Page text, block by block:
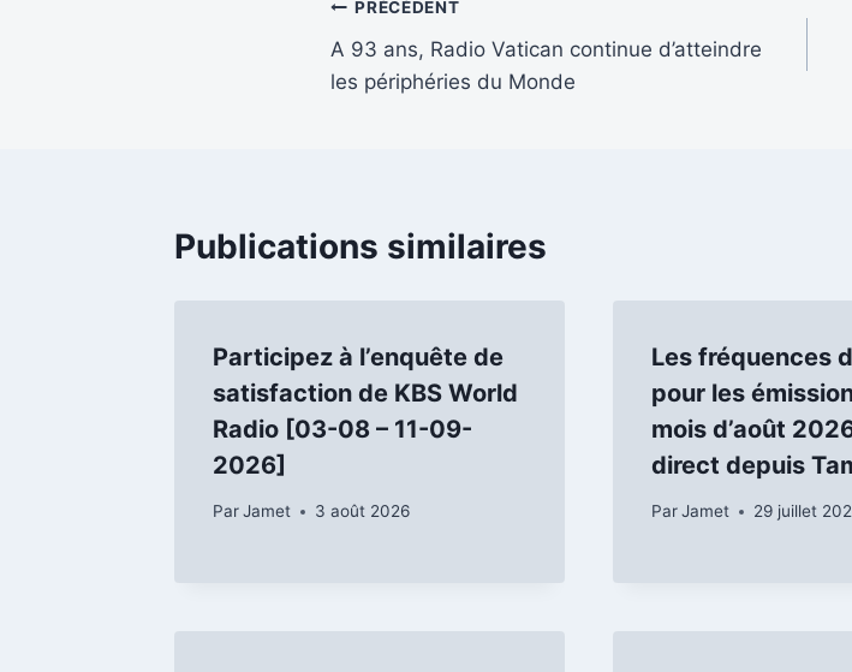
Navigation
de
PRÉCÉDENT
A 93 ans, Radio Vatican continue d’atteindre
les périphéries du Monde
Publications similaires
Participez à l’enquête de
satisfaction de KBS World
Radio [03-08 – 11-09-
2026]
ParJamet 3 août 2026
Les fréquences
pour les
mois d’août
direct depuis
Par Jamet 29 juillet